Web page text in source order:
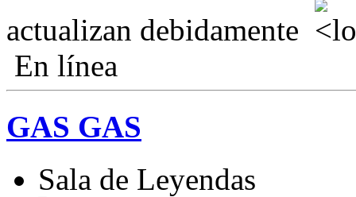
actualizan debidamente
En línea
GAS GAS
Sala de Leyendas